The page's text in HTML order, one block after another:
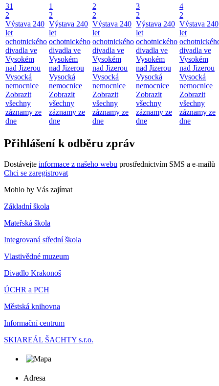
31
2
Výstava 240
let
ochotnického
divadla ve
Vysokém
nad Jizerou
Vysocká
nemocnice
Zobrazit
všechny
záznamy ze
dne
1
2
Výstava 240
let
ochotnického
divadla ve
Vysokém
nad Jizerou
Vysocká
nemocnice
Zobrazit
všechny
záznamy ze
dne
2
2
Výstava 240
let
ochotnického
divadla ve
Vysokém
nad Jizerou
Vysocká
nemocnice
Zobrazit
všechny
záznamy ze
dne
3
2
Výstava 240
let
ochotnického
divadla ve
Vysokém
nad Jizerou
Vysocká
nemocnice
Zobrazit
všechny
záznamy ze
dne
4
2
Výstava 240
let
divadla ve
Vysokém
nad Jizerou
Vysocká
nemocnice
Zobrazit
všechny
záznamy ze
dne
Přihlášení k odběru zpráv
Dostávejte informace z našeho webu prostřednictvím SMS a e-mailů
Chci se zaregistrovat
Mohlo by Vás zajímat
Základní škola
Mateřská škola
Integrovaná střední škola
Vlastivědné muzeum
Divadlo Krakonoš
ÚCHR a PCH
Městská knihovna
Informační centrum
SKIAREÁL ŠACHTY s.r.o.
Adresa